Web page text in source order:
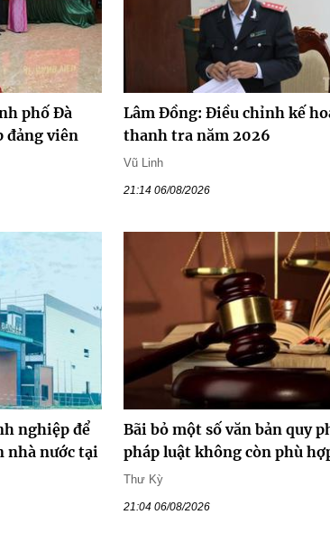
phố Đà
đảng viên
Lâm Đồng: Điều chỉnh kế
thanh tra năm 2026
Vũ Linh
21:14 06/08/2026
nghiệp để
nhà nước tại
Bãi bỏ một số văn bản quy
pháp luật không còn phù
Thư Kỳ
21:04 06/08/2026